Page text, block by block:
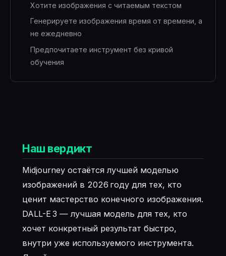
Хотите изображения с читаемым текстом
Генерируете изображения время от времени, а
не ежедневно
Предпочитаете инструмент без кривой
обучения
Наш вердикт
Midjourney остаётся лучшей моделью
изображений в 2026 году для тех, кто
ценит мастерство конечного изображения.
DALL-E 3 — лучшая модель для тех, кто
хочет конкретный результат быстро,
внутри уже используемого инструмента.